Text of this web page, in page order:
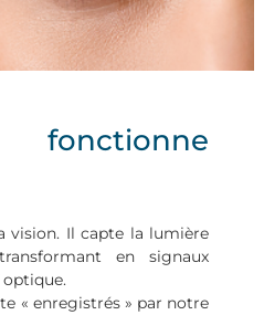
fonctionne
vision. Il capte la lumière
en signaux
« enregistrés » par notre